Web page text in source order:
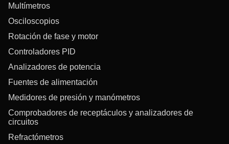
Multímetros
Osciloscopios
Rotación de fase y motor
Controladores PID
Analizadores de potencia
Fuentes de alimentación
Medidores de presión y manómetros
Comprobadores de receptáculos y analizadores de
circuitos
Refractómetros